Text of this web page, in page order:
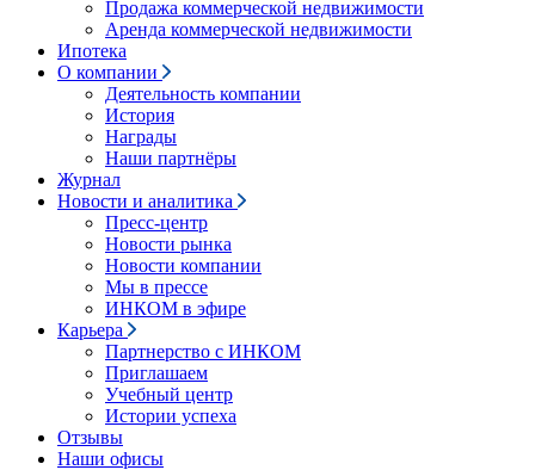
Продажа коммерческой недвижимости
Аренда коммерческой недвижимости
Ипотека
О компании
Деятельность компании
История
Награды
Наши партнёры
Журнал
Новости и аналитика
Пресс-центр
Новости рынка
Новости компании
Мы в прессе
ИНКОМ в эфире
Карьера
Партнерство с ИНКОМ
Приглашаем
Учебный центр
Истории успеха
Отзывы
Наши офисы